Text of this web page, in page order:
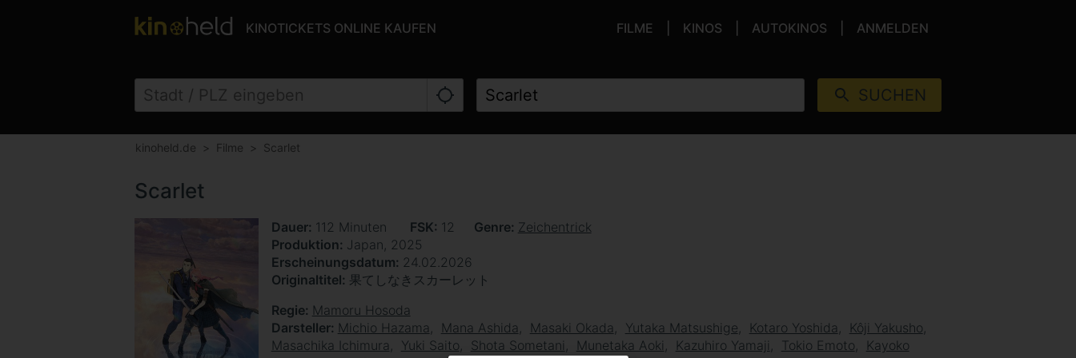
KINOTICKETS ONLINE KAUFEN FILME KINOS AUTOKINOS ANMELDEN
SUCHEN
kinoheld.de Filme Scarlet
Scarlet
Dauer 112 Minuten FSK 12 Genre Zeichentrick
Produktion Japan, 2025
Erscheinungsdatum 24.02.2026
Originaltitel 果てしなきスカーレット
Regie Mamoru Hosoda
Darsteller Michio Hazama Mana Ashida Masaki Okada Yutaka Matsushige Kotaro Yoshida
Kôji Yakusho
Masachika Ichimura
Yuki Saito Shota Sometani Munetaka Aoki Kazuhiro Yamaji Tokio Emoto
Kayoko